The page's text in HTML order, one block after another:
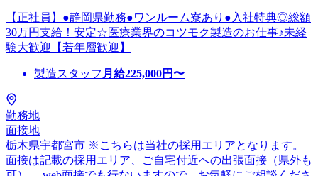
【正社員】●静岡県勤務●ワンルーム寮あり●入社特典◎総額
30万円支給！安定☆医療業界のコツモク製造のお仕事♪未経
験大歓迎【若年層歓迎】
製造スタッフ 月給225,000円〜
勤務地
面接地
栃木県宇都宮市 ※こちらは当社の採用エリアとなります。
面接は記載の採用エリア、ご自宅付近への出張面接（県外も